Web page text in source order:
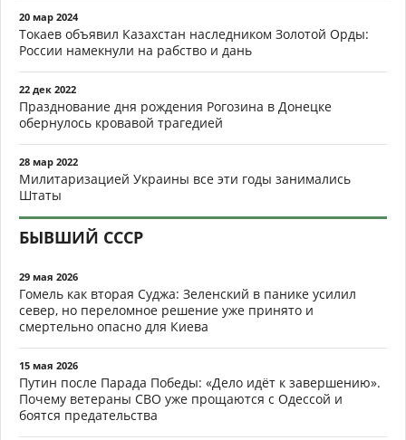
20 мар 2024
Токаев объявил Казахстан наследником Золотой Орды:
России намекнули на рабство и дань
22 дек 2022
Празднование дня рождения Рогозина в Донецке
обернулось кровавой трагедией
28 мар 2022
Милитаризацией Украины все эти годы занимались
Штаты
БЫВШИЙ СССР
29 мая 2026
Гомель как вторая Суджа: Зеленский в панике усилил
север, но переломное решение уже принято и
смертельно опасно для Киева
15 мая 2026
Путин после Парада Победы: «Дело идёт к завершению».
Почему ветераны СВО уже прощаются с Одессой и
боятся предательства